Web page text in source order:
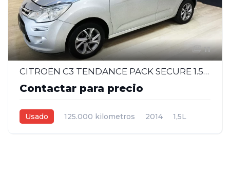
11
CITROËN C3 TENDANCE PACK SECURE 1.5 – 2014
Contactar para precio
Usado 125.000 kilometros 2014
1,5L